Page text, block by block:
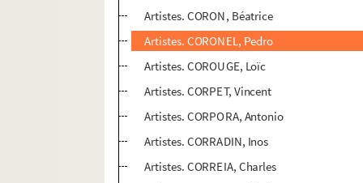
Artistes. CORON, Béatrice
Artistes. CORONEL, Pedro
Artistes. COROUGE, Loïc
Artistes. CORPET, Vincent
Artistes. CORPORA, Antonio
Artistes. CORRADIN, Inos
Artistes. CORREIA, Charles